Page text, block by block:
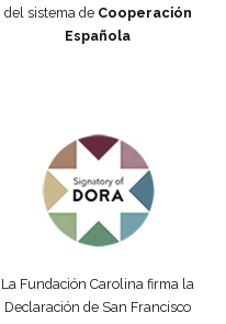
del sistema de Cooperación
Española
La Fundación Carolina firma la
Declaración de San Francisco